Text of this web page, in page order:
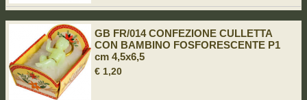
GB FR/014 CONFEZIONE CULLETTA
CON BAMBINO FOSFORESCENTE P1
cm 4,5x6,5
€ 1,20